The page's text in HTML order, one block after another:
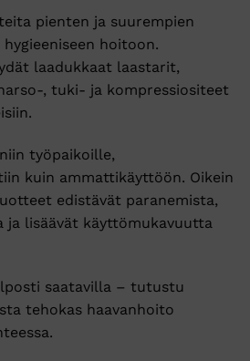
pienten ja suurempien
hoitoon.
laadukkaat laastarit,
, tuki- ja kompressiositeet
työpaikoille,
kuin ammattikäyttöön. Oikein
edistävät paranemista,
ja lisäävät käyttömukavuutta
saatavilla – tutustu
tehokas haavanhoito